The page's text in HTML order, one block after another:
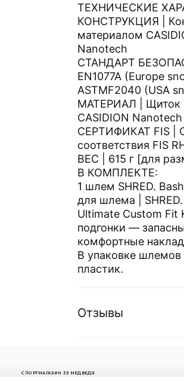
ТЕХНИЧЕСКИЕ
КОНСТРУКЦИЯ |
материалом
Nanotech
СТАНДАРТ
EN1077A (Europe
ASTMF2040 (USA
МАТЕРИАЛ | Щиток
CASIDION Nanotech
СЕРТИФИКАТ FIS |
соответствия FIS
ВЕС | 615 г [для
В КОМПЛЕКТЕ:
1 шлем SHRED.
для шлема |
Ultimate Custom Fit
подгонки —
комфортные
В упаковке шлемов
пластик.
Отзывы
СПОРТМАГАЗИН 33 МЕДВЕДЯ